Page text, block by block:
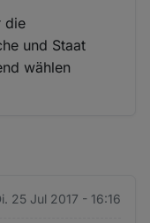
die
und Staat
wählen
25 Jul 2017 - 16:16